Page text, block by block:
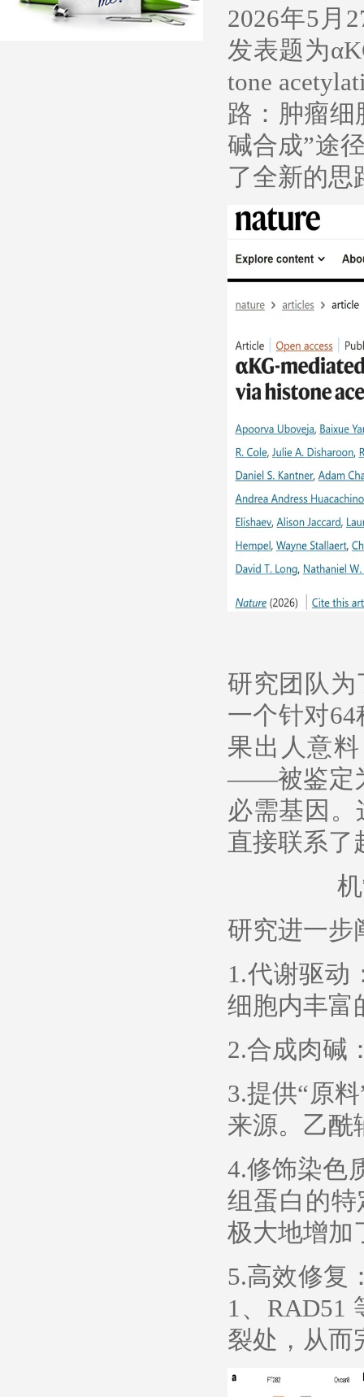
2026年5月
发表题为
tone
路：肿瘤细
碱合成”途
了全新的思
研究团队
一个针对
果出人意
——被鉴定
必需基因
直接联系了
研究进一步
1.代谢驱动
细胞内丰富
2.合成肉碱
3.提供“原
来源。乙酰
4.修饰染色
组蛋白的
极大地增加
5.高效修复
1、RAD51
裂处，从而